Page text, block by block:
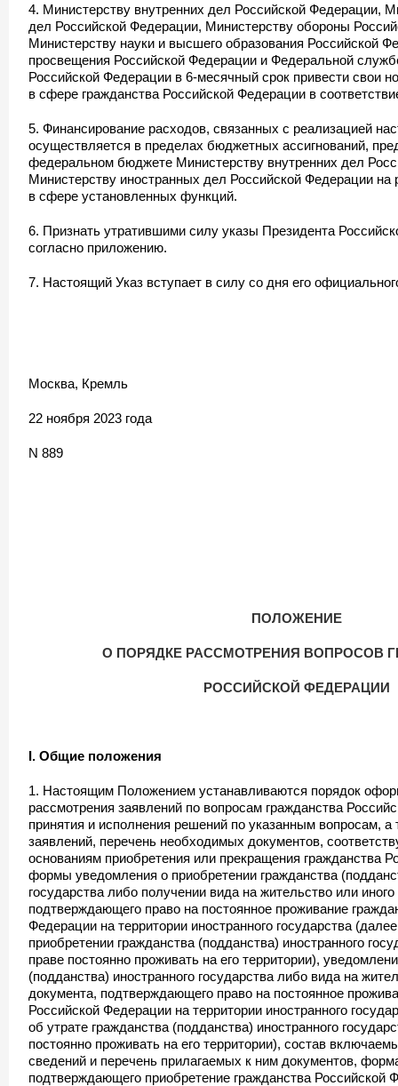
4. Министерству внутренних дел Российской Федерации,
дел Российской Федерации, Министерству обороны
Министерству науки и высшего образования Российской
просвещения Российской Федерации и Федеральной
Российской Федерации в 6-месячный срок привести свои
в сфере гражданства Российской Федерации в
5. Финансирование расходов, связанных с реализацией
осуществляется в пределах бюджетных ассигнований,
федеральном бюджете Министерству внутренних дел
Министерству иностранных дел Российской Федерации на
в сфере установленных функций.
6. Признать утратившими силу указы Президента
согласно приложению.
7. Настоящий Указ вступает в силу со дня его
Москва, Кремль
22 ноября 2023 года
N 889
ПОЛОЖЕНИЕ
О ПОРЯДКЕ РАССМОТРЕНИЯ ВОПРОСОВ
РОССИЙСКОЙ ФЕДЕРАЦИИ
I. Общие положения
1. Настоящим Положением устанавливаются порядок
рассмотрения заявлений по вопросам гражданства
принятия и исполнения решений по указанным вопросам,
заявлений, перечень необходимых документов,
основаниям приобретения или прекращения гражданства
формы уведомления о приобретении гражданства
государства либо получении вида на жительство или
подтверждающего право на постоянное проживание
Федерации на территории иностранного государства
приобретении гражданства (подданства) иностранного
праве постоянно проживать на его территории),
(подданства) иностранного государства либо вида на
документа, подтверждающего право на постоянное
Российской Федерации на территории иностранного
об утрате гражданства (подданства) иностранного
постоянно проживать на его территории), состав
сведений и перечень прилагаемых к ним документов,
подтверждающего приобретение гражданства Российской